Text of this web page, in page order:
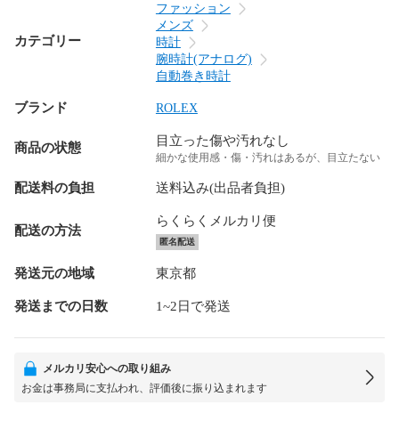
カテゴリー
ファッション
メンズ
時計
腕時計(アナログ)
自動巻き時計
ブランド ROLEX
商品の状態 目立った傷や汚れなし
細かな使用感・傷・汚れはあるが、目立たない
配送料の負担 送料込み(出品者負担)
配送の方法
らくらくメルカリ便
匿名配送
発送元の地域 東京都
発送までの日数 1~2日で発送
メルカリ安心への取り組み
お金は事務局に支払われ、評価後に振り込まれます